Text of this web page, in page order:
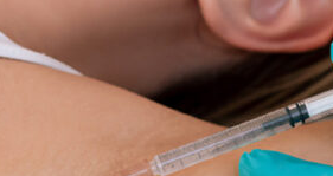
ボルニューマ